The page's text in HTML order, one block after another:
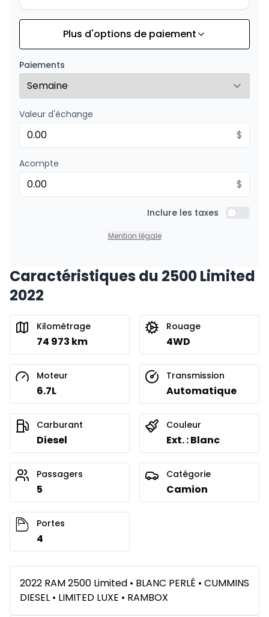
Financement sur 72 mois
0.00 $ d'acompte • 8.99%
À partir de :
Financement sur 48 mois
Financement sur 48 mois
0.00 $ d'acompte • 8.99%
À partir de :
Financement sur 36 mois
506 $/Sem.
Financement sur 24 mois
Financement sur 24 mois
À partir de :
Plus d'options de paiement
Paiements
Valeur d'échange
$
Acompte
$
Inclure les taxes Inclure
Mention légale
Caractéristiques du 2500 Limited
2022
Kilométrage
74 973 km
Rouage
4WD
Moteur
6.7L
Transmission
Automatique
Carburant
Diesel
Couleur
Ext. : Blanc
Passagers
5
Catégorie
Camion
Portes
4
2022 RAM 2500 Limited • BLANC PERLÉ • CUMMINS
DIESEL • LIMITED LUXE • RAMBOX